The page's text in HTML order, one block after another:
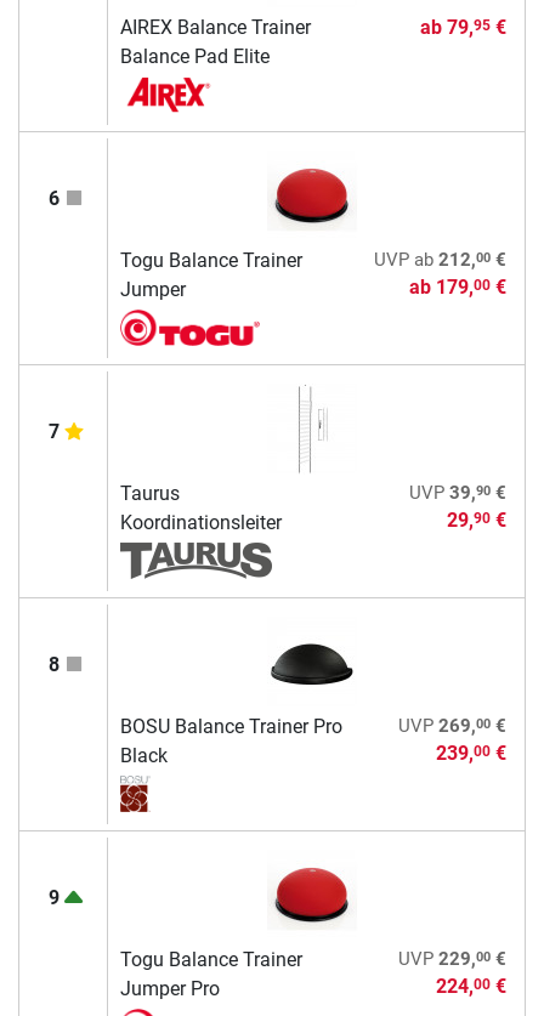
AIREX Balance Trainer
Balance Pad Elite
ab 79,95€
6
Togu Balance Trainer
Jumper
UVPab 212,00€
ab 179,00€
7
Taurus
Koordinationsleiter
UVP 39,90€
29,90€
8
BOSU Balance Trainer Pro
Black
UVP 269,00€
239,00€
9
Togu Balance Trainer
Jumper Pro
UVP 229,00€
224,00€